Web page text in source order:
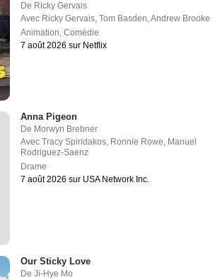
De Ricky Gervais
Avec Ricky Gervais,Tom Basden,Andrew Brooke
Animation,Comédie
7 août 2026 sur Netflix
Anna Pigeon
De Morwyn Brebner
AvecTracy Spiridakos, Ronnie Rowe, Manuel
Rodriguez-Saenz
Drame
7 août 2026 sur USA Network Inc.
Our Sticky Love
DeJi-Hye Mo